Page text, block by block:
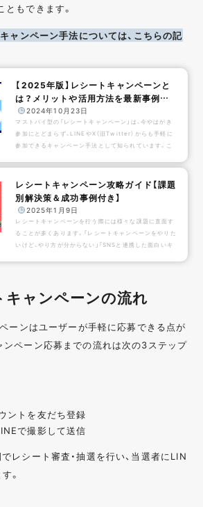
もできます。
ャンペーン手法については、こちらの記
【2025年版】レシートキャンペーンと
は？メリットや活用方法を最新事例と
ともに解説！
2024年10月23日
マストバイ型の「レシートキャンペーン」は、今やはがき
参加にとどまらず、LINEやX（旧Twitter）からも手軽に
参加できるキャンペーン手法として知られています。こ
徹底解説していきます。顧客との接点にお悩みの方、商品
を効率的にアピールしたい企業のご担当者様必見です。
あわせて読みたい目次 レシートキャンペーンとは？ レ
シートキャンペーンの応募種類 はがきから応募 Webか
ら応募 LINE、X、Ins...
レシートキャンペーン攻略ガイド【課題
別解決策＆成功事例付き】
2025年1月9日
レシートキャンペーンを行う際には様々な課題に直面す
ることが多くあります。「レシートキャンペーンをやりた
いけど、やり方が分からない」「SNSと連携した面白いキ
果的なレシートキャンペーンを行うための事例や課題の
解決策をご紹介します！こんな人にオススメレシートキ
る課題を知りたい成功事例を知りたい目次...
キャンペーンの流れ
ーンはユーザーが手軽に応募できる点が
ンペーン応募までの流れは次の3ステップ
ントを友だち登録
で撮影して送信
レシート審査・抽選を行い、当選者にLIN
。